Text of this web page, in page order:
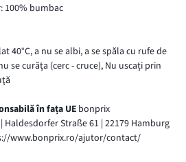
100% bumbac
40°C, a nu se albi, a se spăla cu rufe de
se curăţa (cerc - cruce), Nu uscați prin
în fața UE bonprix
Haldesdorfer Straße 61 | 22179 Hamburg
www.bonprix.ro/ajutor/contact/